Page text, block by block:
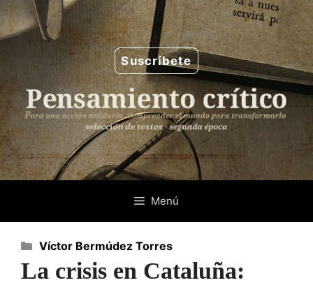
Saltar
al
contenido
Suscríbete
Menú
La crisis en Cataluña:
Categorías
Víctor Bermúdez Torres